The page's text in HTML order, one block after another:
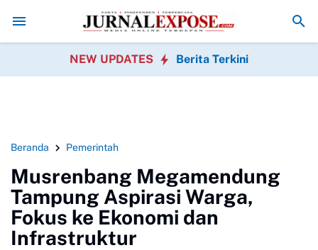
Banten Soroti Dugaan Penyimpangan Program P3TGAI 2026
NEW UPDATES Berita Terkini
Beranda Pemerintah
Musrenbang Megamendung
Tampung Aspirasi Warga,
Fokus ke Ekonomi dan
Infrastruktur